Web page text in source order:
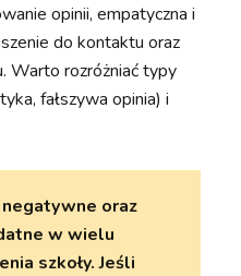
opinii, empatyczna i
do kontaktu oraz
Warto rozróżniać typy
fałszywa opinia) i
oraz
w wielu
szkoły. Jeśli